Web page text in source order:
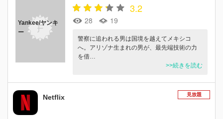
Yankee/ヤンキ
ー
3.2
28 19
警察に追われる男は国境を越えてメキシコ
へ。アリゾナ生まれの男が、最先端技術の力
を借…
>>続きを読む
Netflix 見放題